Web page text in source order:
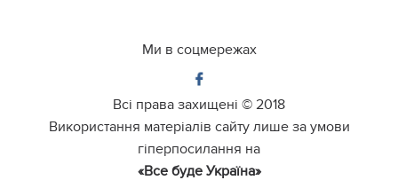
Ми в соцмережах
Всі права захищені © 2018
Використання матеріалів сайту лише за умови
гіперпосилання на
«Все буде Україна»